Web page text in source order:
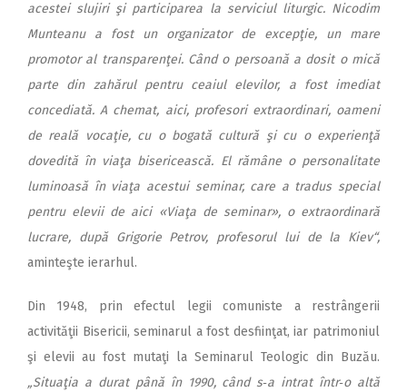
acestei slujiri şi participarea la serviciul liturgic. Nicodim
Munteanu a fost un organizator de excepţie, un mare
promotor al transparenţei. Când o persoană a dosit o mică
parte din zahărul pentru ceaiul elevilor, a fost imediat
concediată. A chemat, aici, profesori extraordinari, oameni
de reală vocaţie, cu o bogată cultură şi cu o experienţă
dovedită în viaţa bisericească. El rămâne o personalitate
luminoasă în viaţa acestui seminar, care a tradus special
pentru elevii de aici «Viaţa de seminar», o extraordinară
lucrare, după Grigorie Petrov, profesorul lui de la Kiev“,
aminteşte ierarhul.
Din 1948, prin efectul legii comuniste a restrângerii
activităţii Bisericii, seminarul a fost de­sfiinţat, iar patrimoniul
şi elevii au fost mutaţi la Seminarul Teologic din Buzău.
„Situaţia a durat până în 1990, când s‑a intrat într‑o altă